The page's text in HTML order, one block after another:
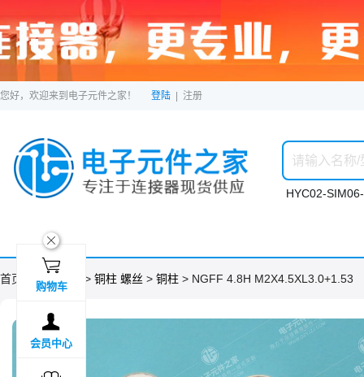
您好，欢迎来到电子元件之家！ 登陆 注册
HYC02-
首页 > 分类目录 > 铜柱 螺丝 > 铜柱 > NGFF 4.8H M2X4.5XL3.0+1.53
ဆ

购物车

会员中心